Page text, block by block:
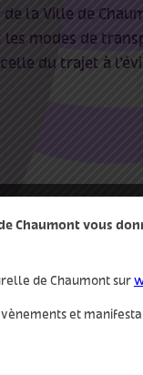
la Ville de
modes de
du trajet à
Chaumont vous
de Chaumont sur
et